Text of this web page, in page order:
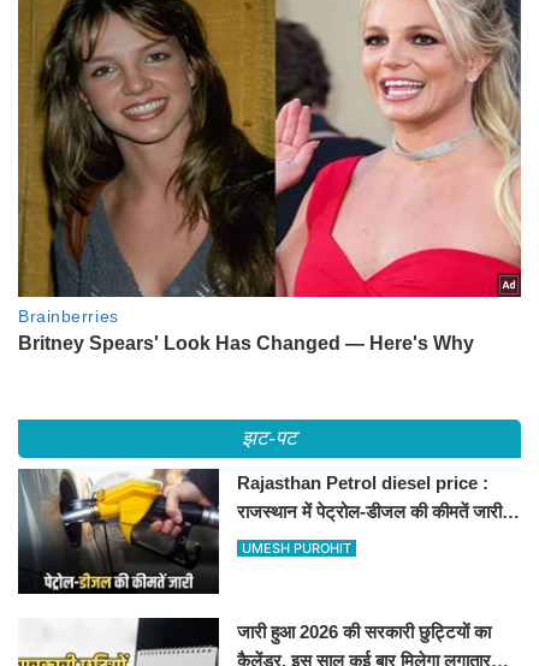
झट-पट
Rajasthan Petrol diesel price :
राजस्थान में पेट्रोल-डीजल की कीमतें जारी,
जानिए बीकानेर समेत पुरे प्रदेश में नए रेट
UMESH PUROHIT
जारी हुआ 2026 की सरकारी छुट्टियों का
कैलेंडर, इस साल कई बार मिलेगा लगातार